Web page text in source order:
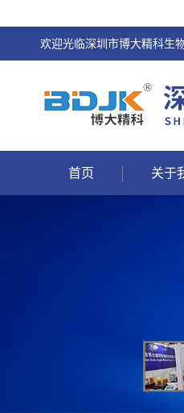
欢迎光临深圳市博大精科生
首页 关于